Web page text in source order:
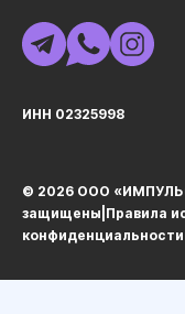
ИНН 02325998
© 2026 ООО
защищеныㅤ|ㅤ Правила
конфиденциальности